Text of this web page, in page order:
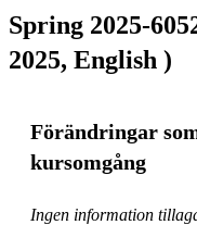
Spring 2025-
2025, English )
Förändringar
kursomgång
Ingen information